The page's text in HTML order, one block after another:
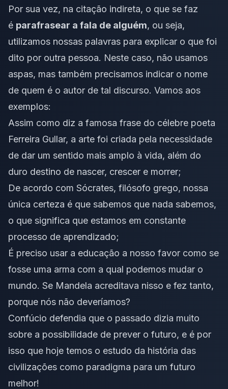
Por sua vez, na citação indireta, o que se faz
é parafrasear a fala de alguém, ou seja,
utilizamos nossas palavras para explicar o que foi
dito por outra pessoa. Neste caso, não usamos
aspas, mas também precisamos indicar o nome
de quem é o autor de tal discurso. Vamos aos
exemplos:
Assim como diz a famosa frase do célebre poeta
Ferreira Gullar, a arte foi criada pela necessidade
de dar um sentido mais amplo à vida, além do
duro destino de nascer, crescer e morrer;
De acordo com Sócrates, filósofo grego, nossa
única certeza é que sabemos que nada sabemos,
o que significa que estamos em constante
processo de aprendizado;
É preciso usar a educação a nosso favor como se
fosse uma arma com a qual podemos mudar o
mundo. Se Mandela acreditava nisso e fez tanto,
porque nós não deveríamos?
Confúcio defendia que o passado dizia muito
sobre a possibilidade de prever o futuro, e é por
isso que hoje temos o estudo da história das
civilizações como paradigma para um futuro
melhor!